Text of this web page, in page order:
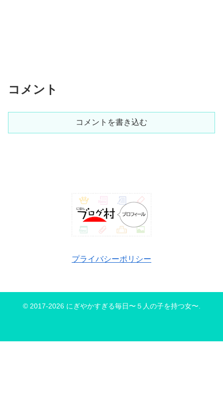
コメント
コメントを書き込む
プライバシーポリシー
© 2017-2026 にぎやかすぎる毎日〜５人の子を持つ女〜.